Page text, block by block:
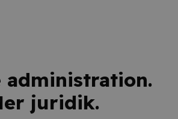
administration.
juridik.